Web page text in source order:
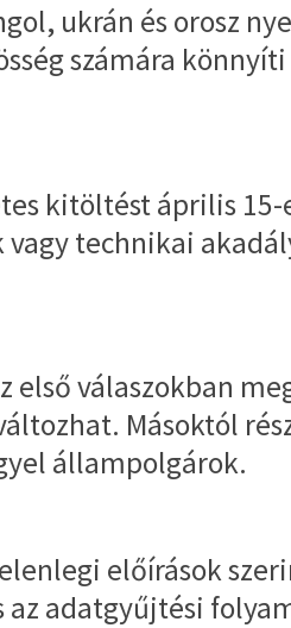
ukrán és orosz
számára
kitöltést április
technikai
első válaszokban
Másoktól
állampolgárok.
előírások
adatgyűjtési